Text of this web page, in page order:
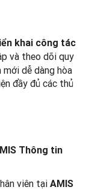
khai công tác
và theo dõi quy
dễ dàng hòa
đầy đủ các thủ
Thông tin
viên tại AMIS